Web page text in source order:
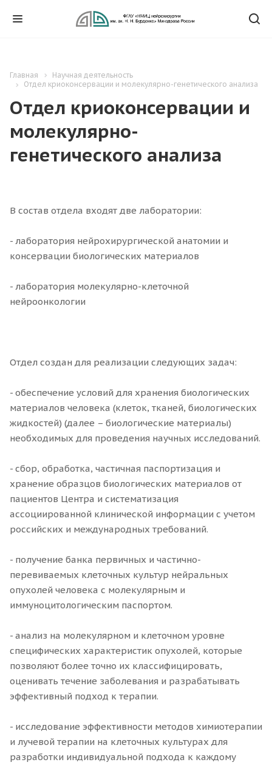
Главная
Научная деятельность
Отдел криоконсервации и молекулярно-генетического анализа
Отдел криоконсервации и
молекулярно-
генетического анализа
В состав отдела входят две лаборатории:
- лаборатория нейрохирургической анатомии и
консервации биологических материалов
- лаборатория молекулярно-клеточной
нейроонкологии
Отдел создан для реализации следующих задач:
- обеспечение условий для хранения биологических
материалов человека (клеток, тканей, биологических
жидкостей) (далее – биологические материалы)
необходимых для проведения научных исследований.
- сбор, обработка, частичная паспортизация и
хранение образцов биологических материалов от
пациентов Центра и систематизация
ассоциированной клинической информации с учетом
российских и международных требований.
- получение банка первичных и частично-
перевиваемых клеточных культур нейральных
опухолей человека с молекулярным и
иммуноцитологическим паспортом.
- анализ на молекулярном и клеточном уровне
специфических характеристик опухолей, которые
позволяют более точно их классифицировать,
оценивать течение заболевания и разрабатывать
эффективный подход к терапии.
- исследование эффективности методов химиотерапии
и лучевой терапии на клеточных культурах для
разработки индивидуальной подхода к каждому